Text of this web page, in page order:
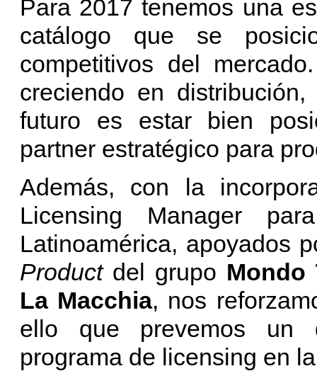
Para 2017 tenemos una
catálogo que se
competitivos del
creciendo en
futuro es estar bien
partner estratégico para
Además, con la
Licensing Manager
Latinoamérica, apoyados
Productdel grupo Mondo
La Macchia, nos
ello que prevemos un
programa de licensing en